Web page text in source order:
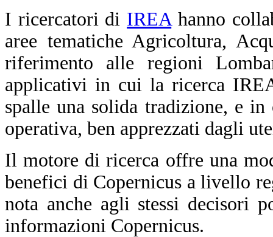
I ricercatori di IREA hanno
aree tematiche Agricoltura,
riferimento alle regioni
applicativi in cui la ricerca
spalle una solida tradizione, e
operativa, ben apprezzati dagli
Il motore di ricerca offre una
benefici di Copernicus a livello
nota anche agli stessi decisori
informazioni Copernicus.